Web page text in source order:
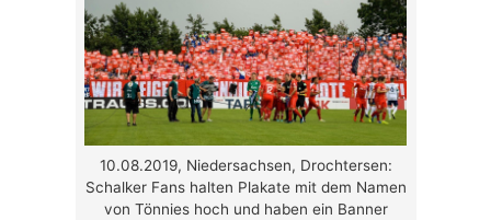
10.08.2019, Niedersachsen, Drochtersen:
Schalker Fans halten Plakate mit dem Namen
von Tönnies hoch und haben ein Banner